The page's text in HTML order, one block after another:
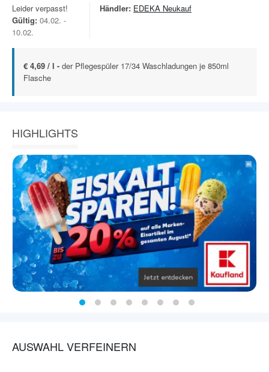
Leider verpasst!
Gültig: 04.02. -
10.02.
Händler: EDEKA Neukauf
€ 4,69 / l - der Pflegespüler 17/34 Waschladungen je 850ml
Flasche
HIGHLIGHTS
AUSWAHL VERFEINERN